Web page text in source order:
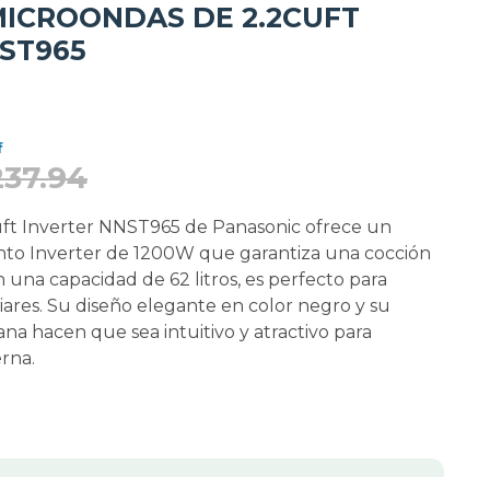
DE 2.2CUFT
Inverter NNST965 de Panasonic ofrece un
Inverter de 1200W que garantiza una cocción
una capacidad de 62 litros, es perfecto para
Su diseño elegante en color negro y su
hacen que sea intuitivo y atractivo para